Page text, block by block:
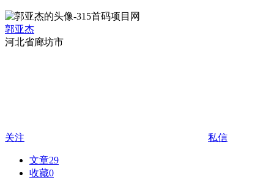
郭亚杰
河北省廊坊市
关注 私信
文章29
收藏0